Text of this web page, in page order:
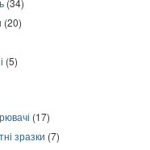
(34)
(20)
(5)
(17)
зразки (7)